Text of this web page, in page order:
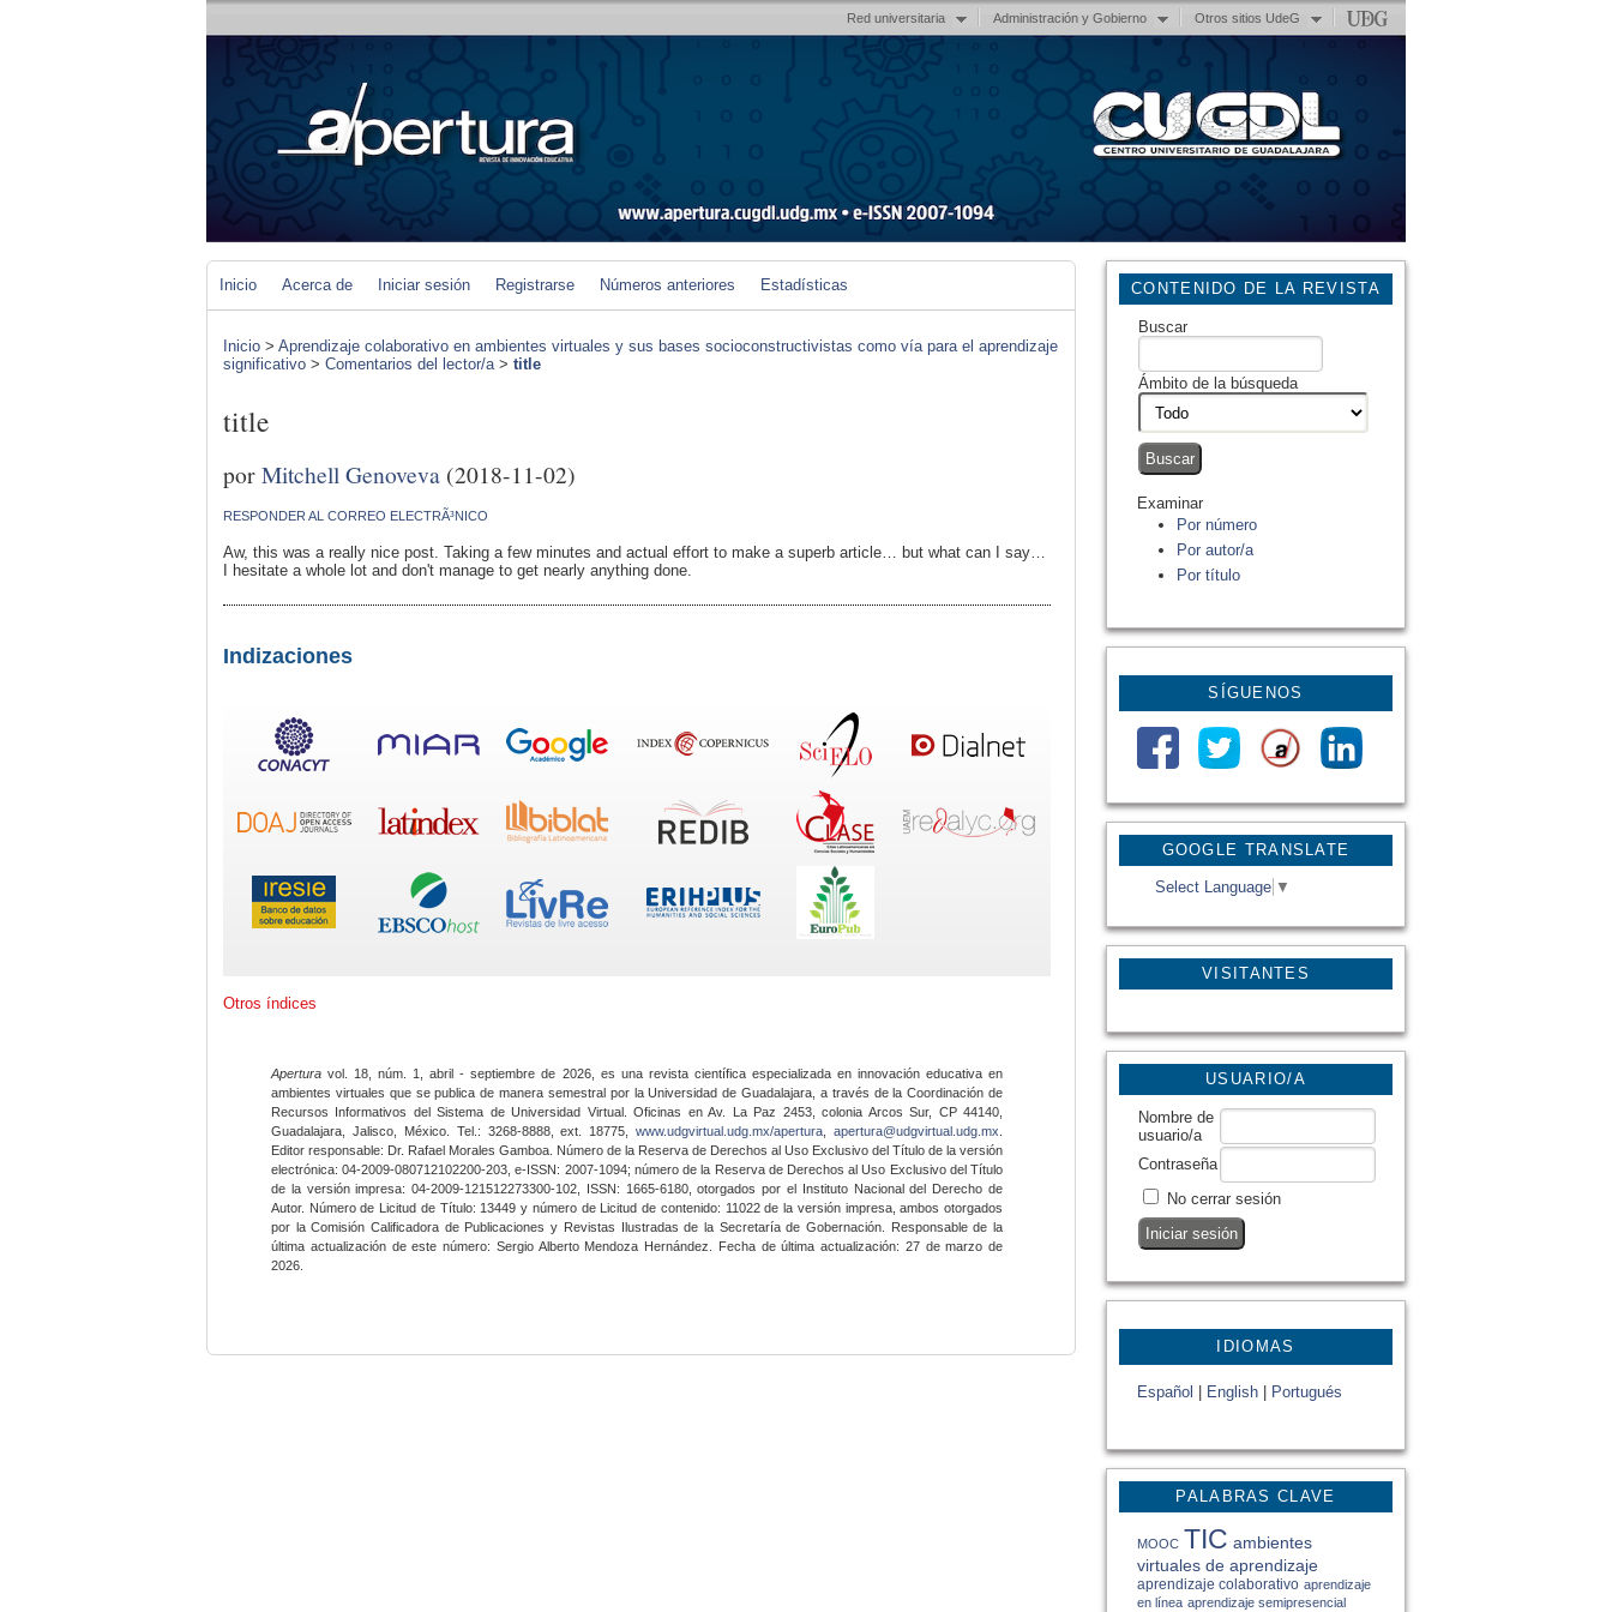
Red universitaria Administración y Gobierno Otros sitios UdeG
GOOGLE TRANSLATE
Select Language ▼
VISITANTES
CONTENIDO DE LA REVISTA
Buscar
Ámbito de la búsqueda
Examinar
Por número
Por autor/a
Por título
SÍGUENOS
USUARIO/A
Nombre de
usuario/a
Contraseña
No cerrar sesión
IDIOMAS
Español English Portugués
PALABRAS CLAVE
MOOC TIC ambientes
virtuales de aprendizaje
aprendizaje colaborativo aprendizaje
en línea aprendizaje semipresencial
Inicio Acerca de Iniciar sesión Registrarse Números anteriores Estadísticas
Inicio > Aprendizaje colaborativo en ambientes virtuales y sus bases socioconstructivistas como vía para el aprendizaje
significativo > Comentarios del lector/a> title
title
porMitchell Genoveva (2018-11-02)
RESPONDER AL CORREO ELECTRÃ³NICO
Aw, this was a really nice post. Taking a few minutes and actual effort to make a superb article… but what can I say…
I hesitate a whole lot and don't manage to get nearly anything done.
Indizaciones
Otros índices
Apertura vol. 18, núm. 1, abril - septiembre de 2026, es una revista científica especializada en innovación educativa en
ambientes virtuales que se publica de manera semestral por la Universidad de Guadalajara, a través de la Coordinación de
Recursos Informativos del Sistema de Universidad Virtual. Oficinas en Av. La Paz 2453, colonia Arcos Sur, CP 44140,
Guadalajara, Jalisco, México. Tel.: 3268-8888, ext. 18775,www.udgvirtual.udg.mx/apertura apertura@udgvirtual.udg.mx
Editor responsable: Dr. Rafael Morales Gamboa. Número de la Reserva de Derechos al Uso Exclusivo del Título de la versión
electrónica: 04-2009-080712102200-203, e-ISSN: 2007-1094; número de la Reserva de Derechos al Uso Exclusivo del Título
de la versión impresa: 04-2009-121512273300-102, ISSN: 1665-6180, otorgados por el Instituto Nacional del Derecho de
Autor. Número de Licitud de Título: 13449 y número de Licitud de contenido: 11022 de la versión impresa, ambos otorgados
por la Comisión Calificadora de Publicaciones y Revistas Ilustradas de la Secretaría de Gobernación. Responsable de la
última actualización de este número: Sergio Alberto Mendoza Hernández. Fecha de última actualización: 27 de marzo de
2026.